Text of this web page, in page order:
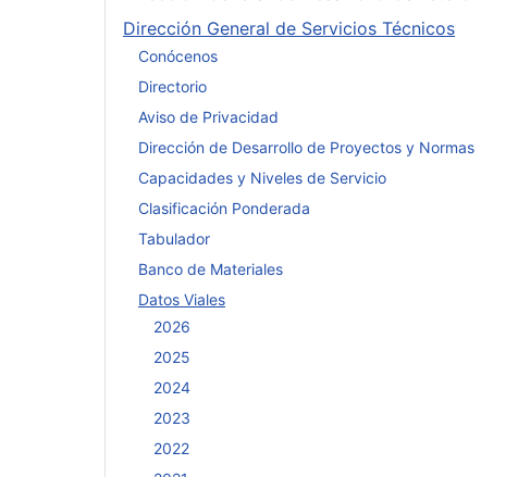
Dirección General de Servicios Técnicos
Conócenos
Directorio
Aviso de Privacidad
Dirección de Desarrollo de Proyectos y Normas
Capacidades y Niveles de Servicio
Clasificación Ponderada
Tabulador
Banco de Materiales
Datos Viales
2026
2025
2024
2023
2022